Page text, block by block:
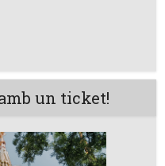
un ticket!